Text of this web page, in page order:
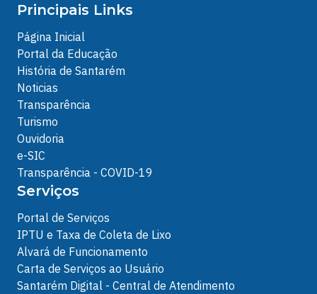
Principais Links
Página Inicial
Portal da Educação
História de Santarém
Noticias
Transparência
Turismo
Ouvidoria
e-SIC
Transparência - COVID-19
Serviços
Portal de Serviços
IPTU e Taxa de Coleta de Lixo
Alvará de Funcionamento
Carta de Serviços ao Usuário
Santarém Digital - Central de Atendimento